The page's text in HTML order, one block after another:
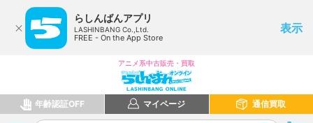
らしんばんアプリ
LASHINBANG Co.,Ltd.
FREE - On the App Store
表示
アニメ系中古販売・買取
年齢認証OFF マイページ 通信買取